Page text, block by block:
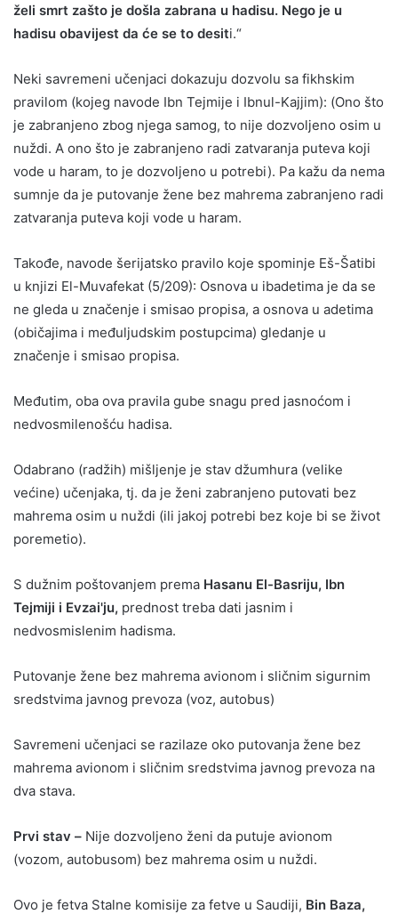
želi smrt zašto je došla zabrana u hadisu. Nego je u
hadisu obavijest da će se to desiti.“
Neki savremeni učenjaci dokazuju dozvolu sa fikhskim
pravilom (kojeg navode Ibn Tejmije i Ibnul-Kajjim): (Ono što
je zabranjeno zbog njega samog, to nije dozvoljeno osim u
nuždi. A ono što je zabranjeno radi zatvaranja puteva koji
vode u haram, to je dozvoljeno u potrebi). Pa kažu da nema
sumnje da je putovanje žene bez mahrema zabranjeno radi
zatvaranja puteva koji vode u haram.
Takođe, navode šerijatsko pravilo koje spominje Eš-Šatibi
u knjizi El-Muvafekat (5/209): Osnova u ibadetima je da se
ne gleda u značenje i smisao propisa, a osnova u adetima
(običajima i međuljudskim postupcima) gledanje u
značenje i smisao propisa.
Međutim, oba ova pravila gube snagu pred jasnoćom i
nedvosmilenošću hadisa.
Odabrano (radžih) mišljenje je stav džumhura (velike
većine) učenjaka, tj. da je ženi zabranjeno putovati bez
mahrema osim u nuždi (ili jakoj potrebi bez koje bi se život
poremetio).
S dužnim poštovanjem prema Hasanu El-Basriju, Ibn
Tejmiji i Evzai'ju, prednost treba dati jasnim i
nedvosmislenim hadisma.
Putovanje žene bez mahrema avionom i sličnim sigurnim
sredstvima javnog prevoza (voz, autobus)
Savremeni učenjaci se razilaze oko putovanja žene bez
mahrema avionom i sličnim sredstvima javnog prevoza na
dva stava.
Prvi stav – Nije dozvoljeno ženi da putuje avionom
(vozom, autobusom) bez mahrema osim u nuždi.
Ovo je fetva Stalne komisije za fetve u Saudiji, Bin Baza,